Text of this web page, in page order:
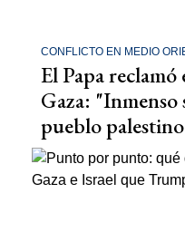
CONFLICTO EN MEDIO
El Papa
Gaza:
pueblo